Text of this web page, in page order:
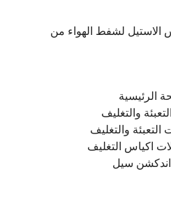
الاستيل لشفط الهواء من
الرئيسية
والتغليف
التعبئة والتغليف
اكياس التغليف
سيل